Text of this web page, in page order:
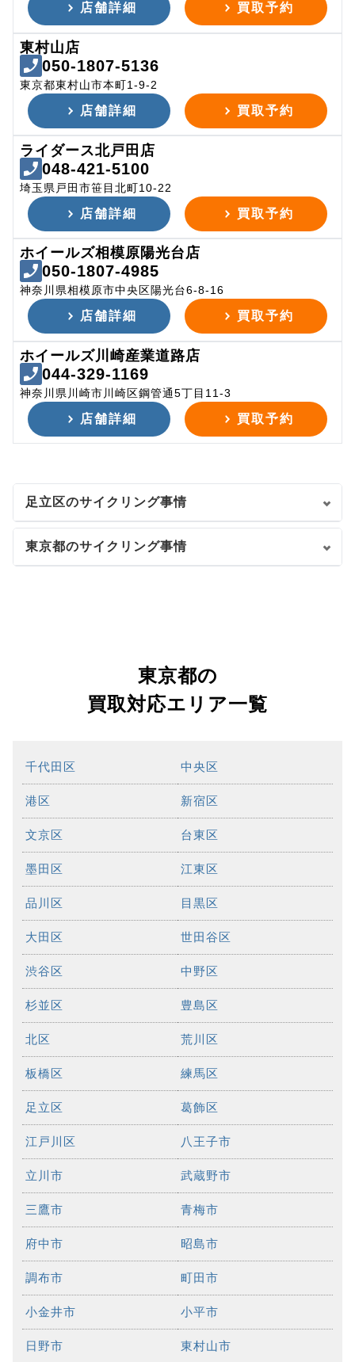
店舗詳細 買取予約
東村山店
050-1807-5136
東京都東村山市本町1-9-2
店舗詳細 買取予約
ライダース北戸田店
048-421-5100
埼玉県戸田市笹目北町10-22
店舗詳細 買取予約
ホイールズ相模原陽光台店
050-1807-4985
神奈川県相模原市中央区陽光台6-8-16
店舗詳細 買取予約
ホイールズ川崎産業道路店
044-329-1169
神奈川県川崎市川崎区鋼管通5丁目11-3
店舗詳細 買取予約
足立区のサイクリング事情
東京都のサイクリング事情
東京都の
買取対応エリア一覧
千代田区 中央区
港区 新宿区
文京区 台東区
墨田区 江東区
品川区 目黒区
大田区 世田谷区
渋谷区 中野区
杉並区 豊島区
北区 荒川区
板橋区 練馬区
足立区 葛飾区
江戸川区 八王子市
立川市 武蔵野市
三鷹市 青梅市
府中市 昭島市
調布市 町田市
小金井市 小平市
日野市 東村山市